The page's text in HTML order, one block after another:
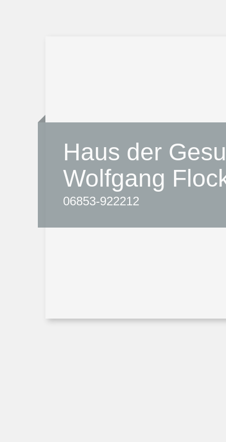
Haus der
Wolfgang
06853-922212